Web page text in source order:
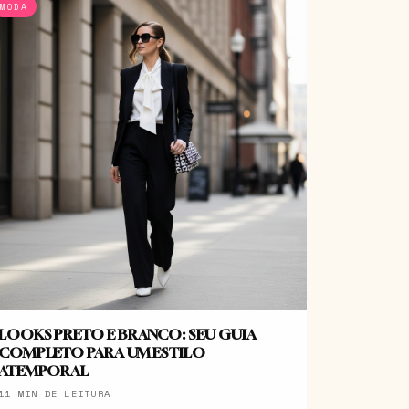
MODA
PRETO E BRANCO: SEU GUIA
PARA UM ESTILO
MIN DE LEITURA